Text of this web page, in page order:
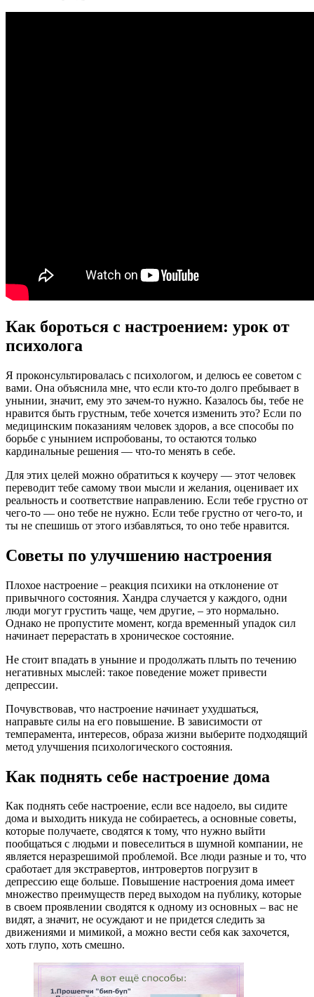
Как бороться с настроением: урок от
психолога
Я проконсультировалась с психологом, и делюсь ее советом с
вами. Она объяснила мне, что если кто-то долго пребывает в
унынии, значит, ему это зачем-то нужно. Казалось бы, тебе не
нравится быть грустным, тебе хочется изменить это? Если по
медицинским показаниям человек здоров, а все способы по
борьбе с унынием испробованы, то остаются только
кардинальные решения — что-то менять в себе.
Для этих целей можно обратиться к коучеру — этот человек
переводит тебе самому твои мысли и желания, оценивает их
реальность и соответствие направлению. Если тебе грустно от
чего-то — оно тебе не нужно. Если тебе грустно от чего-то, и
ты не спешишь от этого избавляться, то оно тебе нравится.
Советы по улучшению настроения
Плохое настроение – реакция психики на отклонение от
привычного состояния. Хандра случается у каждого, одни
люди могут грустить чаще, чем другие, – это нормально.
Однако не пропустите момент, когда временный упадок сил
начинает перерастать в хроническое состояние.
Не стоит впадать в уныние и продолжать плыть по течению
негативных мыслей: такое поведение может привести
депрессии.
Почувствовав, что настроение начинает ухудшаться,
направьте силы на его повышение. В зависимости от
темперамента, интересов, образа жизни выберите подходящий
метод улучшения психологического состояния.
Как поднять себе настроение дома
Как поднять себе настроение, если все надоело, вы сидите
дома и выходить никуда не собираетесь, а основные советы,
которые получаете, сводятся к тому, что нужно выйти
пообщаться с людьми и повеселиться в шумной компании, не
является неразрешимой проблемой. Все люди разные и то, что
сработает для экстравертов, интровертов погрузит в
депрессию еще больше. Повышение настроения дома имеет
множество преимуществ перед выходом на публику, которые
в своем проявлении сводятся к одному из основных – вас не
видят, а значит, не осуждают и не придется следить за
движениями и мимикой, а можно вести себя как захочется,
хоть глупо, хоть смешно.